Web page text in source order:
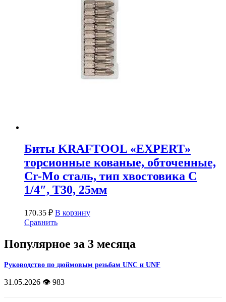
Биты KRAFTOOL «ЕХPERT»
торсионные кованые, обточенные,
Cr-Mo сталь, тип хвостовика C
1/4″, Т30, 25мм
170.35 ₽ В корзину
Сравнить
Популярное за 3 месяца
Руководство по дюймовым резьбам UNC и UNF
31.05.2026 👁️ 983